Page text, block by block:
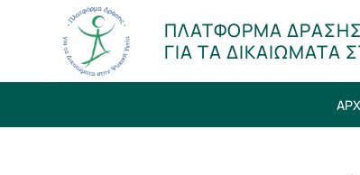
περιεχόμενο
ΠΛΑΤΦΟΡΜΑ ΔΡΑΣΗΣ
ΓΙΑ ΤΑ ΔΙΚΑΙΩΜΑΤΑ